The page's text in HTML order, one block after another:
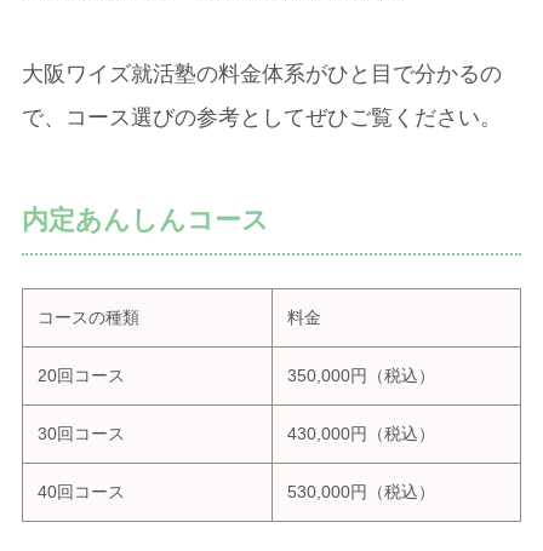
大阪ワイズ就活塾の料金体系がひと目で分かるの
で、コース選びの参考としてぜひご覧ください。
内定あんしんコース
コースの種類 料金
20回コース 350,000円（税込）
30回コース 430,000円（税込）
40回コース 530,000円（税込）